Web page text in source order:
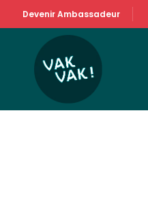
Devenir Ambassadeur